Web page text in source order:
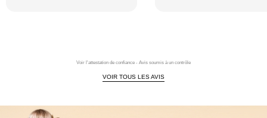
Voir l'attestation de confiance - Avis soumis à un contrôle
VOIR TOUS LES AVIS